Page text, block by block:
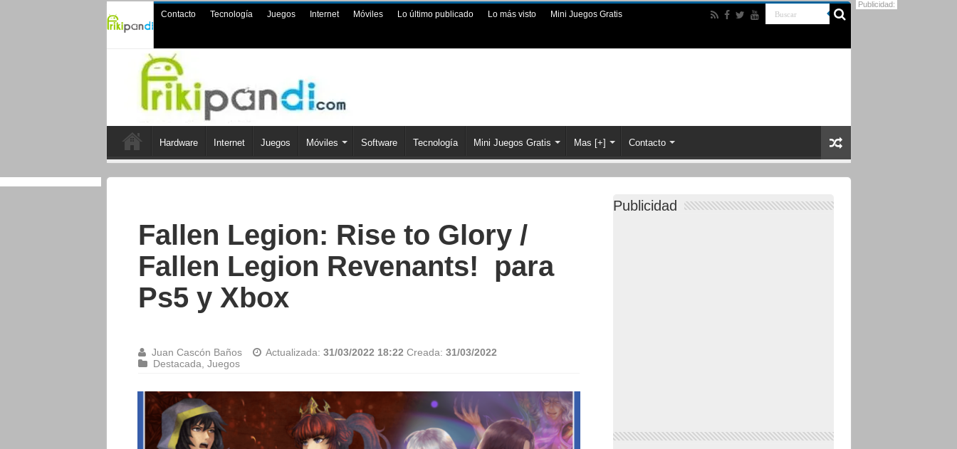
Contacto Tecnología Juegos Internet Móviles Lo último publicado Lo más visto Mini Juegos Gratis
Hardware Internet Juegos Móviles Software Tecnología Mini Juegos Gratis Mas [+] Contacto
Fallen Legion: Rise to Glory /
Fallen Legion Revenants! para
Ps5 y Xbox
Juan Cascón Baños Actualizada: 31/03/2022 18:22 Creada: 31/03/2022
Destacada Juegos
Publicidad
Publicidad: